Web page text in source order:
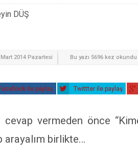
DÜŞ
Mart 2014 Pazartesi Bu yazı 5696 kez okundu
ile paylaş Twittter ile paylaş
vermeden önce
arayalım birlikte…